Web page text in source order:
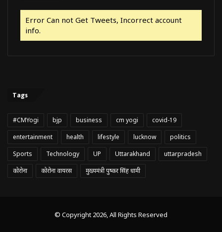
Error Can not Get Tweets, Incorrect account
info.
Tags
#CMYogi bjp business cm yogi
covid-19
entertainment
health lifestyle lucknow
politics
Sports
Technology UP Uttarakhand
uttarpradesh
कोरोना
कोरोना वायरस मुख्यमंत्री पुष्कर सिंह धामी
© Copyright 2026, All Rights Reserved